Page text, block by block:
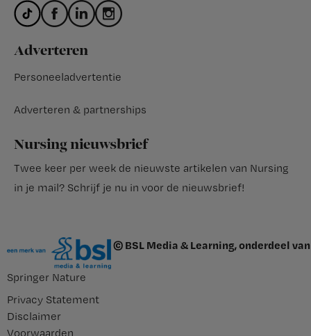
Adverteren
Personeeladvertentie
Adverteren & partnerships
Nursing nieuwsbrief
Twee keer per week de nieuwste artikelen van Nursing
in je mail? Schrijf je nu in voor de nieuwsbrief!
© BSL Media & Learning, onderdeel van
Springer Nature
Privacy Statement
Disclaimer
Voorwaarden